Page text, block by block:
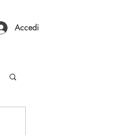
Accedi